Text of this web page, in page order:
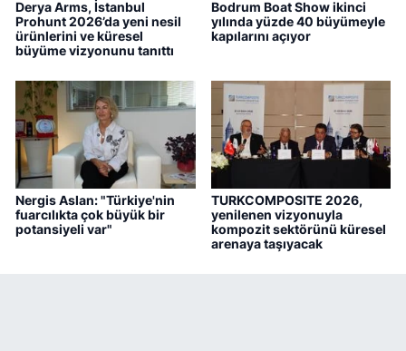
Derya Arms, İstanbul
Prohunt 2026’da yeni nesil
ürünlerini ve küresel
büyüme vizyonunu tanıttı
Bodrum Boat Show ikinci
yılında yüzde 40 büyümeyle
kapılarını açıyor
Nergis Aslan: "Türkiye'nin
fuarcılıkta çok büyük bir
potansiyeli var"
TURKCOMPOSITE 2026,
yenilenen vizyonuyla
kompozit sektörünü küresel
arenaya taşıyacak